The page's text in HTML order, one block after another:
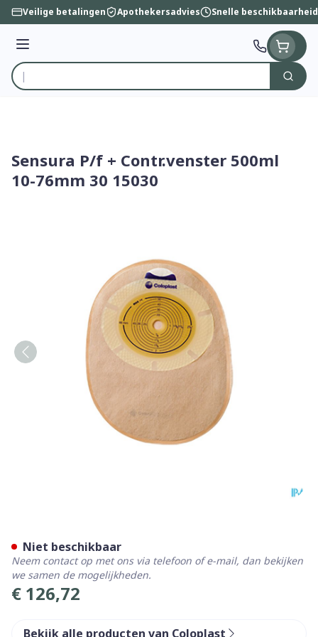
Ga naar de inhoud
Veilige betalingen Apothekersadvies Snelle beschikbaarheid
Menu
Product, merk, categorie...
Zoek
Sensura P/f + Contr.venster 500ml
10-76mm 30 15030
€ 126,72
Niet beschikbaar
Neem contact op met ons via telefoon of e-mail, dan bekijken
we samen de mogelijkheden.
Bekijk alle producten van Coloplast